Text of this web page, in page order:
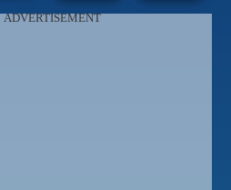
ADVERTISEMENT